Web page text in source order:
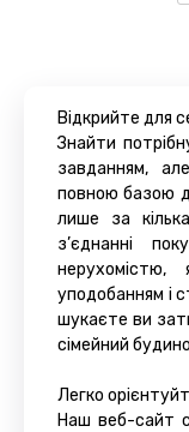
Відкрийте для
Знайти
завданням,
повною базою
лише за
з’єднанні
нерухомістю,
уподобанням і
шукаєте ви
сімейний
Легко
Наш веб-сайт